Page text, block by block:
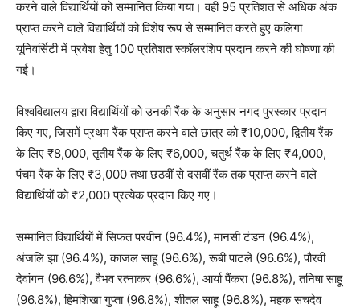
करने वाले विद्यार्थियों को सम्मानित किया गया। वहीं 95 प्रतिशत से अधिक अंक
प्राप्त करने वाले विद्यार्थियों को विशेष रूप से सम्मानित करते हुए कलिंगा
यूनिवर्सिटी में प्रवेश हेतु 100 प्रतिशत स्कॉलरशिप प्रदान करने की घोषणा की
गई।
विश्वविद्यालय द्वारा विद्यार्थियों को उनकी रैंक के अनुसार नगद पुरस्कार प्रदान
किए गए, जिसमें प्रथम रैंक प्राप्त करने वाले छात्र को ₹10,000, द्वितीय रैंक
के लिए ₹8,000, तृतीय रैंक के लिए ₹6,000, चतुर्थ रैंक के लिए ₹4,000,
पंचम रैंक के लिए ₹3,000 तथा छठवीं से दसवीं रैंक तक प्राप्त करने वाले
विद्यार्थियों को ₹2,000 प्रत्येक प्रदान किए गए।
सम्मानित विद्यार्थियों में सिफत परवीन (96.4%), मानसी टंडन (96.4%),
अंजलि झा (96.4%), काजल साहू (96.6%), रूबी पाटले (96.6%), पौरवी
देवांगन (96.6%), वैभव रत्नाकर (96.6%), आर्या पैंकरा (96.8%), तनिषा साहू
(96.8%), हिमशिखा गुप्ता (96.8%), शीतल साहू (96.8%), महक सचदेव